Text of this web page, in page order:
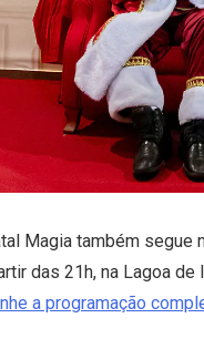
Magia também
das 21h, na Lagoa de
a programação